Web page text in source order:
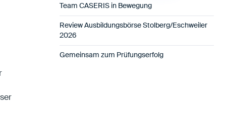
Team CASERIS in Bewegung
Review Ausbildungsbörse Stolberg/Eschweiler
2026
Gemeinsam zum Prüfungserfolg